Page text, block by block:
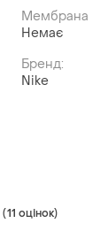
Мембрана
Немає
Бренд:
Nike
(11 оцінок)